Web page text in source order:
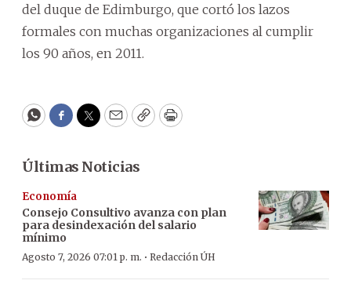
del duque de Edimburgo, que cortó los lazos
formales con muchas organizaciones al cumplir
los 90 años, en 2011.
WhatsApp
Facebook
Twitter
EmailCopyPrint
Últimas Noticias
Economía
Consejo Consultivo avanza con plan
para desindexación del salario
mínimo
Agosto 7, 2026 07:01 p. m. · Redacción ÚH